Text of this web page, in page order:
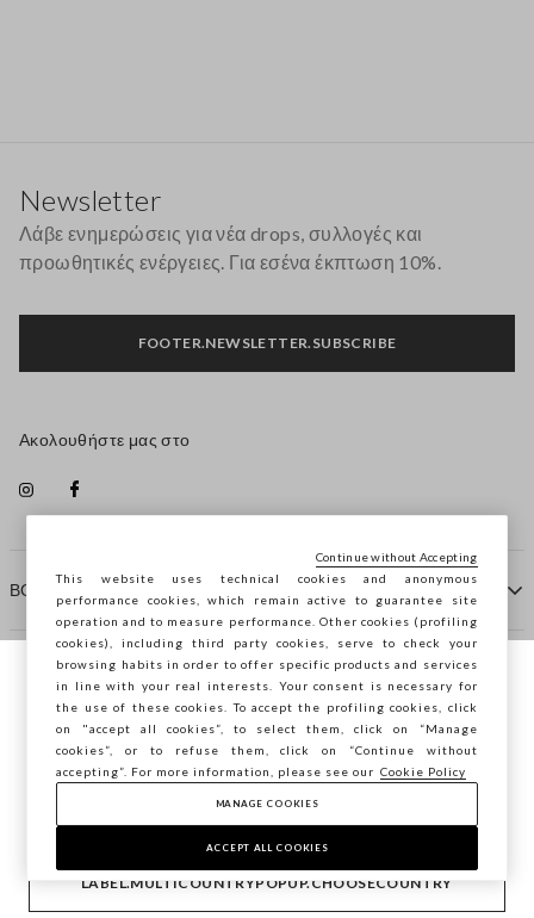
ΒΟΗΘΕΙΑ
ΠΡΑΚΤΟΡΕΙΟ
ΕΠΙΚΟΙΝΩΝΗΣΤΕ ΜΑΖΙ ΜΑΣ
Newsletter
Λάβε ενημερώσεις για νέα drops, συλλογές και
προωθητικές ενέργειες. Για εσένα έκπτωση 10%.
FOOTER.NEWSLETTER.SUBSCRIBE
Ακολουθήστε μας στο
Copyright © Ovs S.p.A. ΑΦΜ: 04240010274 - Εταιρικό
κεφάλαιο 290.923.470 -
Περιηγείστε στο STEFANEL Ελλάδας, θέλετε
να αποθηκεύσετε την τοποθεσία σας;
ΕΠΙΒΕΒΑΊΩΣΗ
LABEL.MULTICOUNTRYPOPUP.CHOOSECOUNTRY
footer.item.country Ελλάδα
This website uses technical cookies and anonymous
performance cookies, which remain active to guarantee site
operation and to measure performance. Other cookies (profiling
cookies), including third party cookies, serve to check your
browsing habits in order to offer specific products and services
in line with your real interests. Your consent is necessary for
the use of these cookies. To accept the profiling cookies, click
on "accept all cookies”, to select them, click on “Manage
cookies”, or to refuse them, click on “Continue without
accepting”. For more information, please see our Cookie Policy
MANAGE COOKIES
ACCEPT ALL COOKIES
Continue without Accepting